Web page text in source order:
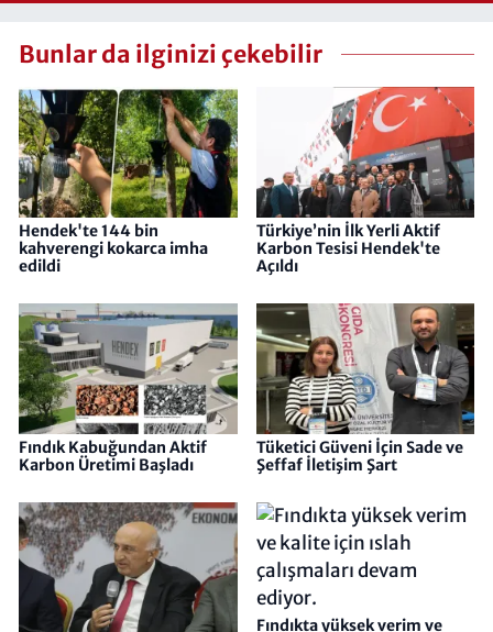
Bunlar da ilginizi çekebilir
Hendek'te 144 bin
kahverengi kokarca imha
edildi
Türkiye’nin İlk Yerli Aktif
Karbon Tesisi Hendek'te
Açıldı
Fındık Kabuğundan Aktif
Karbon Üretimi Başladı
Tüketici Güveni İçin Sade ve
Şeffaf İletişim Şart
Fındıkta yüksek verim ve